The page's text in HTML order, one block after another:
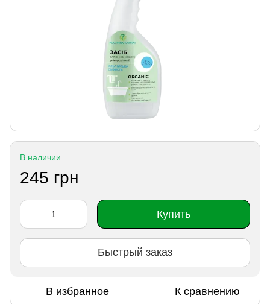
В наличии
245 грн
Купить
Быстрый заказ
В избранное К сравнению